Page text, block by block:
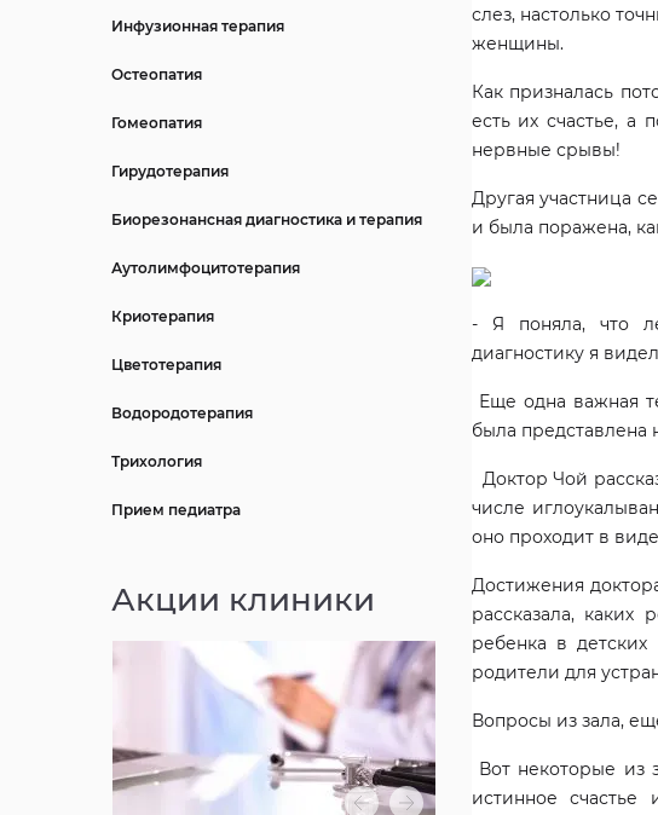
Инфузионная терапия
Остеопатия
Гомеопатия
Гирудотерапия
Биорезонансная диагностика и терапия
Аутолимфоцитотерапия
Криотерапия
Цветотерапия
Водородотерапия
Трихология
Прием педиатра
Акции клиники
слез, настолько
женщины.
Как призналась
есть их счастье,
нервные срывы!
Другая участница
и была поражена,
- Я поняла, что
диагностику я
Еще одна важная
была представлена
Доктор Чой
числе
оно проходит в
Достижения
рассказала,
ребенка в
родители для
Вопросы из зала,
Вот некоторые из
истинное счастье